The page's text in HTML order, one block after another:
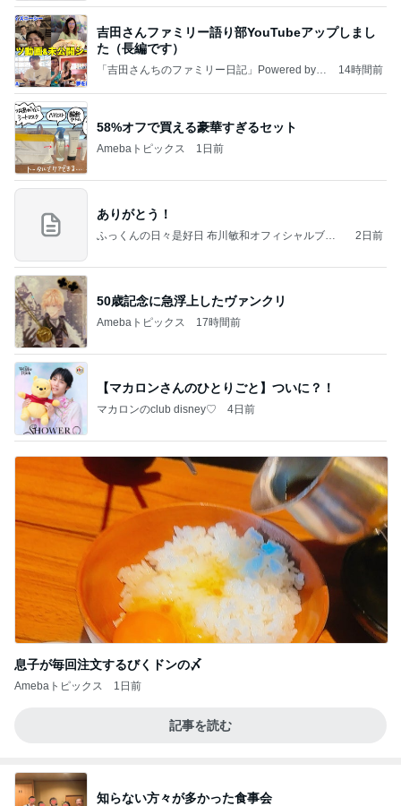
吉田さんファミリー語り部YouTubeアップしまし
た（長編です）
「吉田さんちのファミリー日記」Powered by A
14時間前
58%オフで買える豪華すぎるセット
Amebaトピックス 1日前
ありがとう！
ふっくんの日々是好日 布川敏和オフィシャルブロ
2日前
50歳記念に急浮上したヴァンクリ
Amebaトピックス 17時間前
【マカロンさんのひとりごと】ついに？！
マカロンのclub disney♡ 4日前
息子が毎回注文するびくドンの〆
Amebaトピックス 1日前
記事を読む
知らない方々が多かった食事会